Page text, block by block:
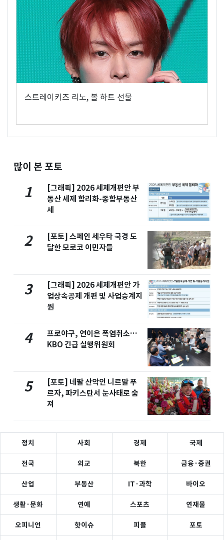
스트레이키즈 리노, 볼 하트 선물
많이 본 포토
1
[그래픽] 2026 세제개편안 부
동산 세제 합리화-종합부동산
세
2
[포토] 스페인 세우타 국경 도
달한 모로코 이민자들
3
[그래픽] 2026 세제개편안 가
업상속공제 개편 및 사업승계지
원
4
프로야구, 연이은 폭염취소…
KBO 긴급 실행위원회
5
[포토] 네팔 산악인 니르말 푸
르자, 파키스탄서 눈사태로 숨
져
정치 사회 경제 국제
전국 외교 북한 금융·증권
산업 부동산 IT·과학 바이오
생활·문화 연예 스포츠 연재물
오피니언 핫이슈 피플 포토